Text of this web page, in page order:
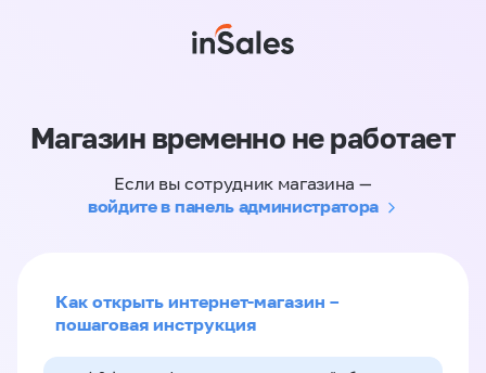
Магазин временно не работает
Если вы сотрудник магазина —
войдите в панель администратора
Как открыть интернет-магазин –
пошаговая инструкция